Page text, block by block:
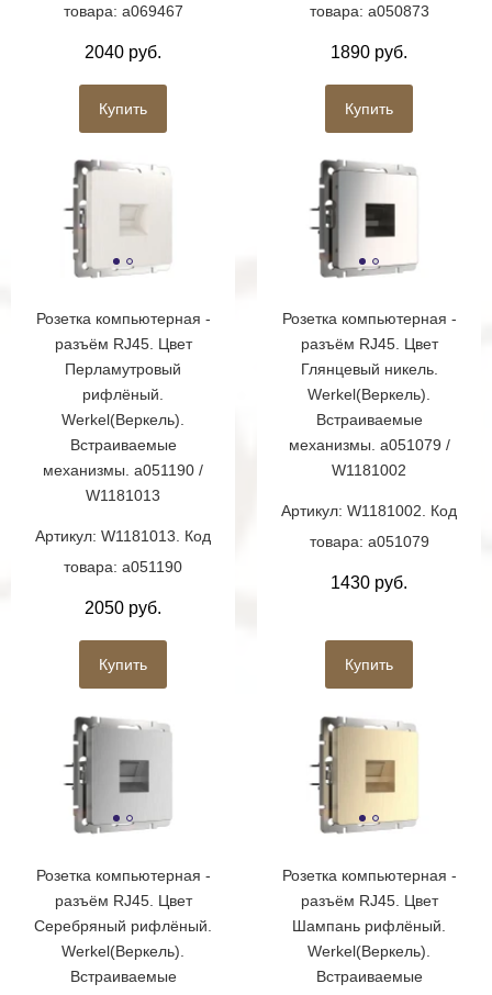
товара: a069467
2040 руб.
Купить
товара: a050873
1890 руб.
Купить
Розетка компьютерная -
разъём RJ45. Цвет
Перламутровый
рифлёный.
Werkel(Веркель).
Встраиваемые
механизмы. a051190 /
W1181013
Артикул: W1181013. Код
товара: a051190
2050 руб.
Купить
Розетка компьютерная -
разъём RJ45. Цвет
Глянцевый никель.
Werkel(Веркель).
Встраиваемые
механизмы. a051079 /
W1181002
Артикул: W1181002. Код
товара: a051079
1430 руб.
Купить
Розетка компьютерная -
разъём RJ45. Цвет
Серебряный рифлёный.
Werkel(Веркель).
Встраиваемые
Розетка компьютерная -
разъём RJ45. Цвет
Шампань рифлёный.
Werkel(Веркель).
Встраиваемые